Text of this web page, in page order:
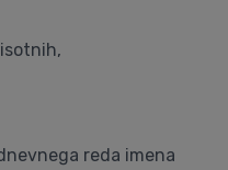
reda imena